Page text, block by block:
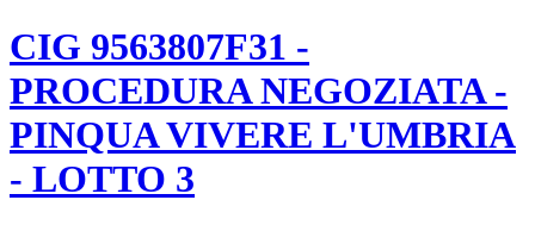
CIG 9563807F31 -
PROCEDURA NEGOZIATA -
PINQUA VIVERE L'UMBRIA
- LOTTO 3